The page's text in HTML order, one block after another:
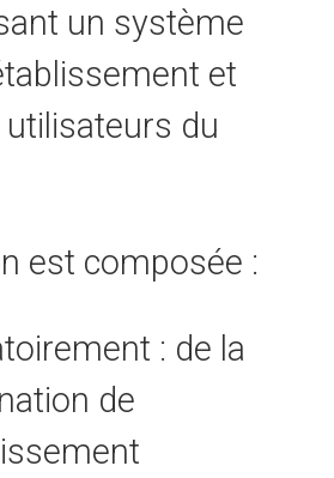
un système
et
du
est composée :
: de la
de